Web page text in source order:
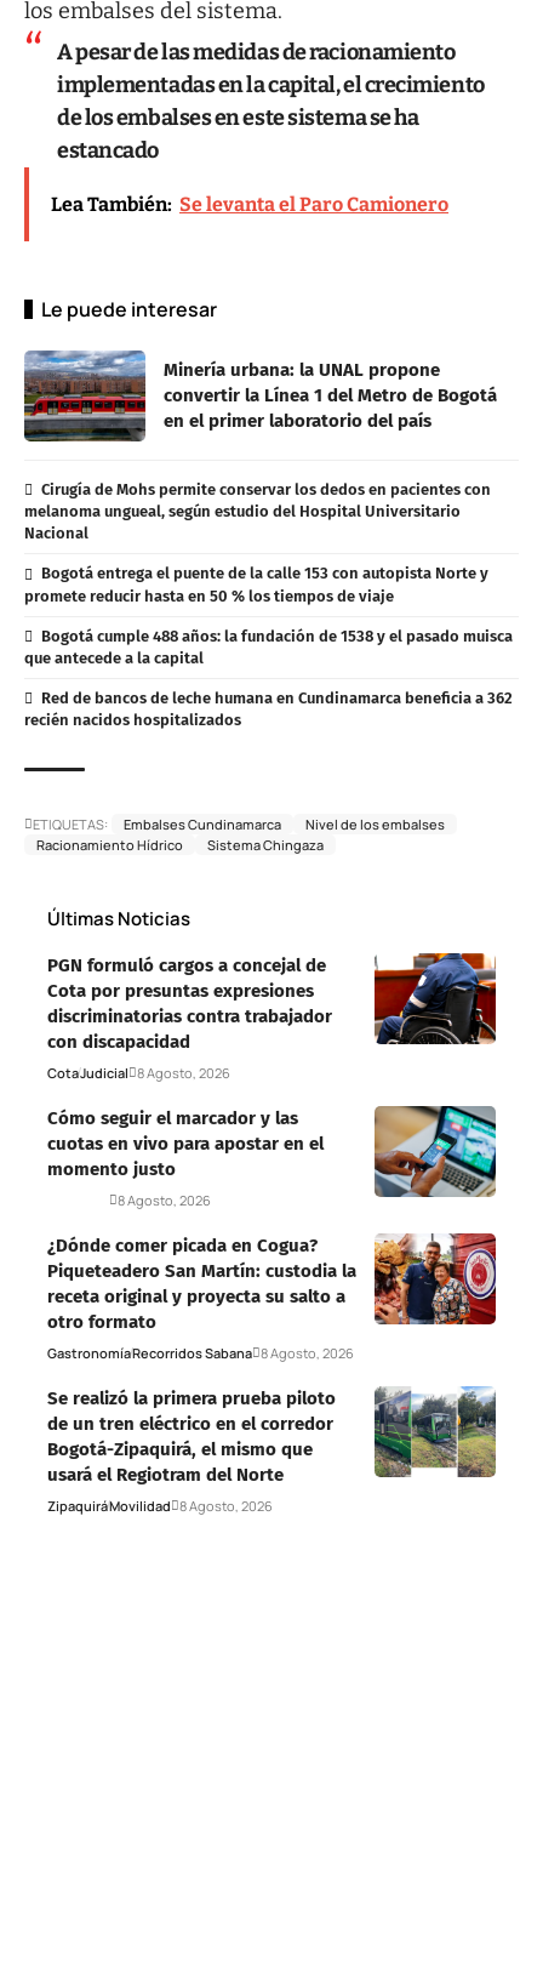
los embalses del sistema.
A pesar de las medidas de racionamiento
implementadas en la capital, el crecimiento
de los embalses en este sistema se ha
estancado
Lea También: Se levanta el Paro Camionero
Le puede interesar
Minería urbana: la UNAL propone
convertir la Línea 1 del Metro de Bogotá
en el primer laboratorio del país
Cirugía de Mohs permite conservar los dedos en pacientes con
melanoma ungueal, según estudio del Hospital Universitario
Nacional
Bogotá entrega el puente de la calle 153 con autopista Norte y
promete reducir hasta en 50 % los tiempos de viaje
Bogotá cumple 488 años: la fundación de 1538 y el pasado muisca
que antecede a la capital
Red de bancos de leche humana en Cundinamarca beneficia a 362
recién nacidos hospitalizados
ETIQUETAS: Embalses Cundinamarca
Nivel de los embalses
Racionamiento Hídrico
Sistema Chingaza
Últimas Noticias
PGN formuló cargos a concejal de
Cota por presuntas expresiones
discriminatorias contra trabajador
con discapacidad
CotaJudicial 8 Agosto, 2026
Cómo seguir el marcador y las
cuotas en vivo para apostar en el
momento justo
8 Agosto, 2026
¿Dónde comer picada en Cogua?
Piqueteadero San Martín: custodia la
receta original y proyecta su salto a
otro formato
GastronomíaRecorridos Sabana 8 Agosto, 2026
Se realizó la primera prueba piloto
de un tren eléctrico en el corredor
Bogotá-Zipaquirá, el mismo que
usará el Regiotram del Norte
ZipaquiráMovilidad 8 Agosto, 2026